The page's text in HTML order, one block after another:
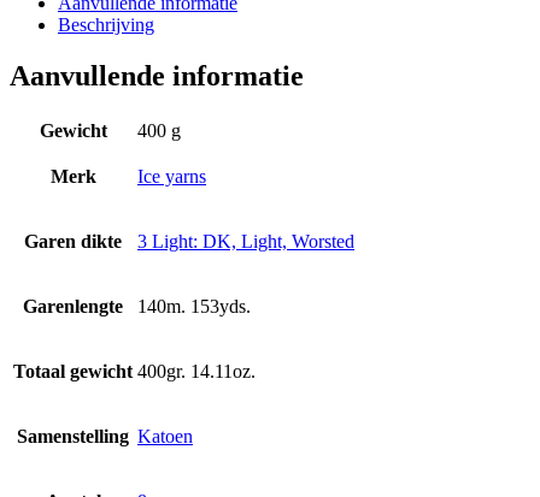
Beschrijving
Aanvullende informatie
Gewicht 400 g
Merk Ice yarns
Garen dikte 3 Light: DK, Light, Worsted
Garenlengte 140m. 153yds.
Totaal gewicht 400gr. 14.11oz.
Samenstelling Katoen